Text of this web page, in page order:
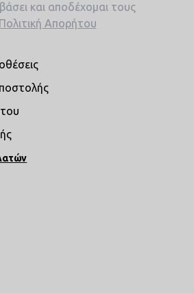
και αποδέχομαι τους
Πολιτική Απορήτου